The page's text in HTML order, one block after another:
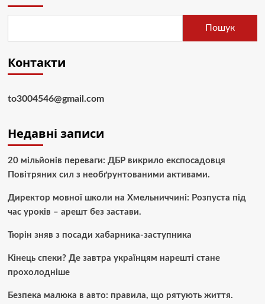
Пошук
Контакти
to3004546@gmail.com
Недавні записи
20 мільйонів переваги: ДБР викрило експосадовця
Повітряних сил з необґрунтованими активами.
Директор мовної школи на Хмельниччині: Розпуста під
час уроків – арешт без застави.
Тюрін зняв з посади хабарника-заступника
Кінець спеки? Де завтра українцям нарешті стане
прохолодніше
Безпека малюка в авто: правила, що рятують життя.